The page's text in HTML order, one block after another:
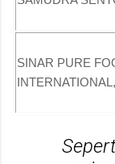
SINAR PURE